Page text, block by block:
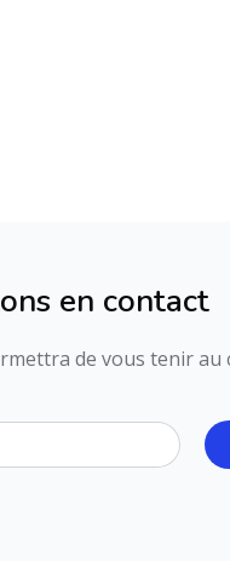
en contact
de vous tenir au